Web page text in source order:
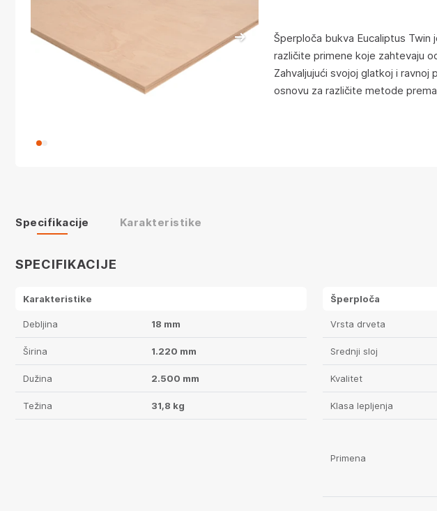
Šperploča bukva Eucaliptus Twin
različite primene koje zahtevaju
Zahvaljujući svojoj glatkoj i ravnoj
osnovu za različite metode
Specifikacije Karakteristike
SPECIFIKACIJE
Karakteristike
Debljina 18 mm
Širina 1.220 mm
Dužina 2.500 mm
Težina 31,8 kg
Šperploča
Vrsta drveta
Srednji sloj
Kvalitet
Klasa lepljenja
Primena